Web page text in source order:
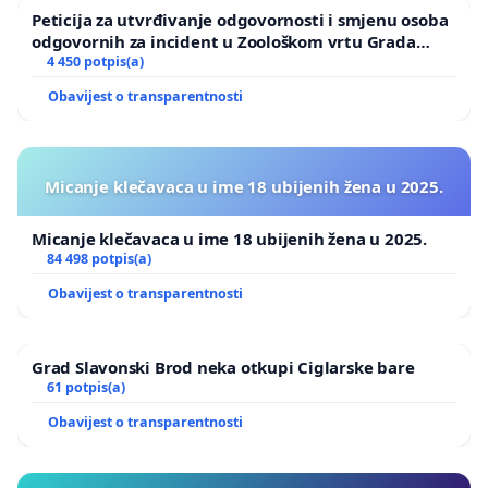
Kako je ranije izvijestila zagrebačka policija, 19-
svojem Peugeotu.
nepropisno obilaženje na mjestu gdje mu je to
zabranjeno punom uzdužnom linijom po sredini
kolnika, nepoznatog osobnog automobila koji je
bio zaustavljen na desnoj kolničkoj traci i iza
desnoj kolničkoj traci na obilježenom autobusnom
Peticija za utvrđivanje odgovornosti i smjenu osoba
odgovornih za incident u Zoološkom vrtu Grada
Zagreba
4 450 potpis(a)
Obavijest o transparentnosti
Micanje klečavaca u ime 18 ubijenih žena u 2025.
Micanje klečavaca u ime 18 ubijenih žena u 2025.
84 498 potpis(a)
Obavijest o transparentnosti
Grad Slavonski Brod neka otkupi Ciglarske bare
61 potpis(a)
Obavijest o transparentnosti